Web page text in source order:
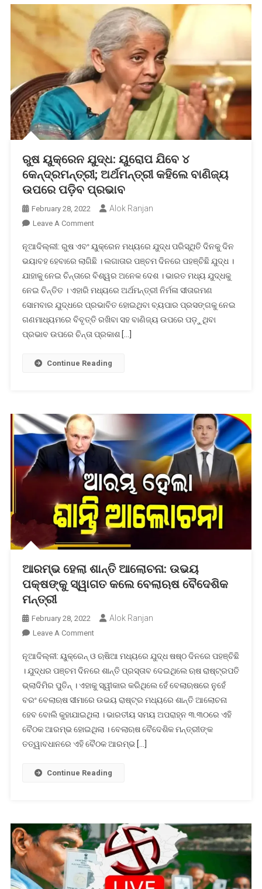
ରୁଷ ୟୁକ୍ରେନ ଯୁଦ୍ଧ: ୟୁରୋପ ଯିବେ ୪
କେନ୍ଦ୍ରମନ୍ତ୍ରୀ; ଅର୍ଥମନ୍ତ୍ରୀ କହିଲେ ବାଣିଜ୍ୟ
ଉପରେ ପଡ଼ିବ ପ୍ରଭାବ
February 28, 2022 Alok Ranjan
Leave A CommentOn
ୟୁକ୍ରେନ
ଯୁଦ୍ଧ:
ୟୁରୋପ
ଯିବେ
୪
କେନ୍ଦ୍ରମନ୍ତ୍ରୀ;
ଅର୍ଥମନ୍ତ୍ରୀ
ନୂଆଦିଲ୍ଲୀ: ରୁଷ ଏବଂ ୟୁକ୍ରେନ ମଧ୍ୟରେ ଯୁଦ୍ଧ ପରିସ୍ଥିତି ଦିନକୁ ଦିନ
ଭୟାବହ ହେବାରେ ଲାଗିଛି । ଲଗାତାର ପଞ୍ଚମ ଦିନରେ ପହଞ୍ଚିଛି ଯୁଦ୍ଧ ।
ଯାହାକୁ ନେଇ ଚିନ୍ତାରେ ବିଶ୍ୱର ଅନେକ ଦେଶ । ଭାରତ ମଧ୍ୟ ଯୁଦ୍ଧକୁ
ନେଇ ଚିନ୍ତିତ । ଏହାରି ମଧ୍ୟରେ ଅର୍ଥମନ୍ତ୍ରୀ ନିର୍ମଳା ସୀତାରମଣ
ସୋମବାର ଯୁଦ୍ଧରେ ପ୍ରଭାବିତ ହୋଇଥିବା ବ୍ୟପାର ପ୍ରସଙ୍ଗକୁ ନେଇ
ଗଣମାଧ୍ୟମରେ ବିବୃତ୍ତି ରଖିବା ସହ ବାଣିଜ୍ୟ ଉପରେ ପଡ଼ୁଥିବା
ପ୍ରଭାବ ଉପରେ ଚିନ୍ତା ପ୍ରକାଶ […]
Continue Reading
ଆରମ୍ଭ ହେଲା ଶାନ୍ତି ଆଲୋଚନା: ଉଭୟ
ପକ୍ଷଙ୍କୁ ସ୍ୱାଗତ କଲେ ବେଲାଋଷ ବୈଦେଶିକ
ମନ୍ତ୍ରୀ
February 28, 2022 Alok Ranjan
Leave A CommentOn
ହେଲା
ଶାନ୍ତି
ଆଲୋଚନା:
ଉଭୟ
ପକ୍ଷଙ୍କୁ
ସ୍ୱାଗତ
କଲେ
ମନ୍ତ୍ରୀ
ନୂଆଦିଲ୍ଳୀ: ୟୁକ୍ରେନ୍ ଓ ଋଷିଆ ମଧ୍ୟରେ ଯୁଦ୍ଧ ଷଷ୍ଠ ଦିନରେ ପହଞ୍ଚିଛି
। ଯୁଦ୍ଧର ପଞ୍ଚମ ଦିନରେ ଶାନ୍ତି ପ୍ରସ୍ତାବ ଦେଇଥିଲେ ଋଷ ରାଷ୍ଟ୍ରପତି
ଭ୍ଲାଦିମିର ପୁତିନ୍ । ଏହାକୁ ସ୍ୱୀକାର କରିଥିଲେ ହେଁ ବେଲାଋଷରେ ନୁହେଁ
ବରଂ ବେଲାଋଷ ସୀମାରେ ଉଭୟ ରାଷ୍ଟ୍ର ମଧ୍ୟରେ ଶାନ୍ତି ଆଲୋଚନା
ହେବ ବୋଲି କୁହାଯାଇଥିଲା । ଭାରତୀୟ ସମୟ ଅପରାହ୍ନ ୩.୩୦ରେ ଏହି
ବୈଠକ ଆରମ୍ଭ ହୋଇଥିଲା । ବେଲାଋଷ ବୈଦେଶିକ ମନ୍ତ୍ରୀଙ୍କ
ତତ୍ୱାବଧାନରେ ଏହି ବୈଠକ ଆରମ୍ଭ […]
Continue Reading